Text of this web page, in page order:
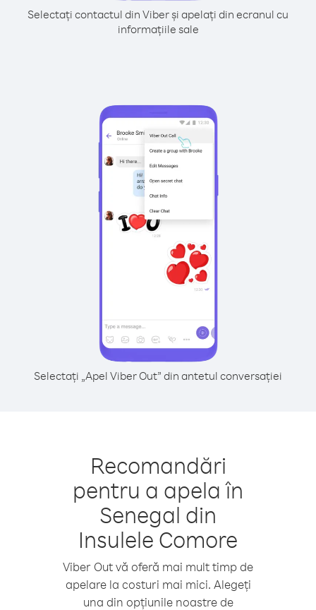
Selectați contactul din Viber și apelați din ecranul cu
informațiile sale
Selectați „Apel Viber Out” din antetul conversației
Recomandări
pentru a apela în
Senegal din
Insulele Comore
Viber Out vă oferă mai mult timp de
apelare la costuri mai mici. Alegeți
una din opțiunile noastre de